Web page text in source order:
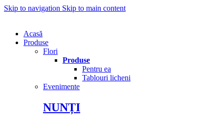
Skip to navigation Skip to main content
Acasă
Produse
Flori
Produse
Pentru ea
Tablouri licheni
Evenimente
NUNȚI